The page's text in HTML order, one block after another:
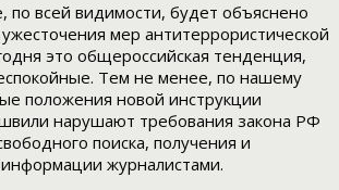
по всей видимости, будет объяснено
мер антитеррористической
это общероссийская тенденция,
Тем не менее, по нашему
положения новой инструкции
нарушают требования закона РФ
поиска, получения и
журналистами.